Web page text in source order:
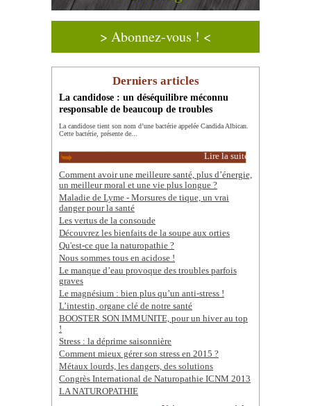
> Abonnez-vous ! <
Derniers articles
La candidose : un déséquilibre méconnu
responsable de beaucoup de troubles
La candidose tient son nom d’une bactérie appelée Candida Albican.
Cette bactérie, présente de...
Lire la suite
Comment avoir une meilleure santé, plus d’énergie,
un meilleur moral et une vie plus longue ?
Maladie de Lyme - Morsures de tique, un vrai
danger pour la santé
Les vertus de la consoude
Découvrez les bienfaits de la soupe aux orties
Qu'est-ce que la naturopathie ?
Nous sommes tous en acidose !
Le manque d’eau provoque des troubles parfois
graves
Le magnésium : bien plus qu’un anti-stress !
L’intestin, organe clé de notre santé
BOOSTER SON IMMUNITE, pour un hiver au top
!
Stress : la déprime saisonnière
Comment mieux gérer son stress en 2015 ?
Métaux lourds, les dangers, des solutions
Congrès International de Naturopathie ICNM 2013
LA NATUROPATHIE